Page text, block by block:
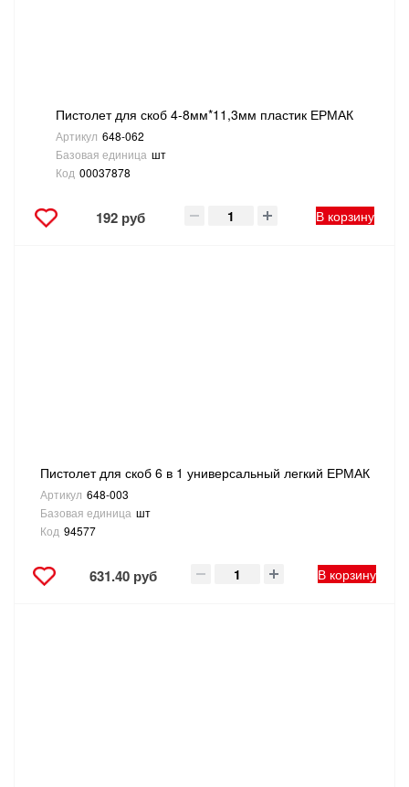
Пистолет для скоб 4-8мм*11,3мм пластик ЕРМАК
Артикул 648-062
Базовая единица шт
Код 00037878
192 руб В корзину
Пистолет для скоб 6 в 1 универсальный легкий ЕРМАК
Артикул 648-003
Базовая единица шт
Код 94577
631.40 руб В корзину